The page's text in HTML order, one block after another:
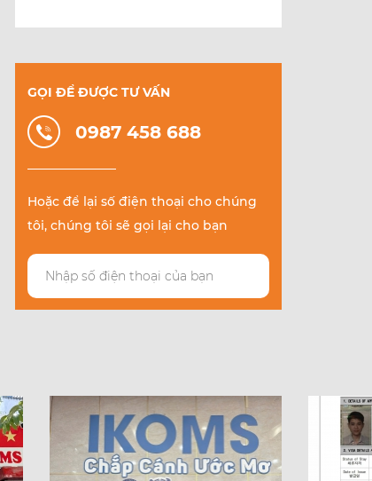
GỌI ĐỂ ĐƯỢC TƯ VẤN
0987 458 688
Hoặc để lại số điện thoại cho chúng
tôi, chúng tôi sẽ gọi lại cho bạn